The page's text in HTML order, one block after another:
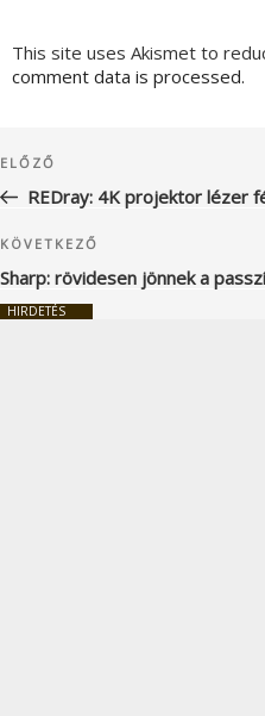
This site uses Akismet to
comment data is processed.
navigáció
Korábbi
bejegyzés
ELŐZŐ
REDray: 4K projektor lézer
Következő
bejegyzés
KÖVETKEZŐ
Sharp: rövidesen jönnek a
HIRDETÉS